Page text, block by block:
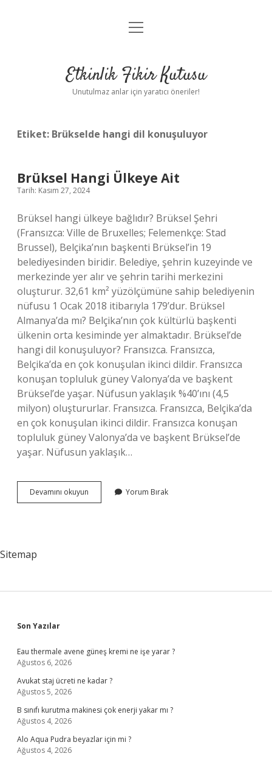
Anasayfa
Yasal Uyarı
menüyü
Etkinlik Fikir Kutusu
Unutulmaz anlar için yaratıcı öneriler!
Etiket: Brükselde hangi dil konuşuluyor
Brüksel Hangi Ülkeye Ait
Tarih: Kasım 27, 2024
Brüksel hangi ülkeye bağlıdır? Brüksel Şehri
(Fransızca: Ville de Bruxelles; Felemenkçe: Stad
Brussel), Belçika’nın başkenti Brüksel’in 19
belediyesinden biridir. Belediye, şehrin kuzeyinde ve
merkezinde yer alır ve şehrin tarihi merkezini
oluşturur. 32,61 km² yüzölçümüne sahip belediyenin
nüfusu 1 Ocak 2018 itibarıyla 179’dur. Brüksel
Almanya’da mı? Belçika’nın çok kültürlü başkenti
ülkenin orta kesiminde yer almaktadır. Brüksel’de
hangi dil konuşuluyor? Fransızca. Fransızca,
Belçika’da en çok konuşulan ikinci dildir. Fransızca
konuşan topluluk güney Valonya’da ve başkent
Brüksel’de yaşar. Nüfusun yaklaşık %40’ını (4,5
milyon) oluştururlar. Fransızca. Fransızca, Belçika’da
en çok konuşulan ikinci dildir. Fransızca konuşan
topluluk güney Valonya’da ve başkent Brüksel’de
yaşar. Nüfusun yaklaşık…
Devamını okuyun
Hangi
Yorum Bırak
Sitemap
Sidebar
Son Yazılar
Eau thermale avene güneş kremi ne işe yarar ?
Ağustos 6, 2026
Avukat staj ücreti ne kadar ?
Ağustos 5, 2026
B sınıfı kurutma makinesi çok enerji yakar mı ?
Ağustos 4, 2026
Alo Aqua Pudra beyazlar için mi ?
Ağustos 4, 2026